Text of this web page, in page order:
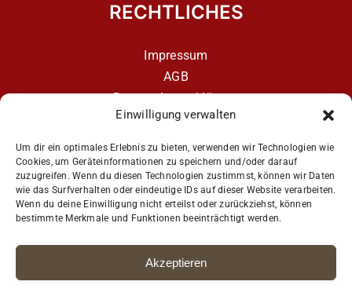
Einwilligung verwalten
Um dir ein optimales Erlebnis zu bieten, verwenden wir Technologien wie
Cookies, um Geräteinformationen zu speichern und/oder darauf
zuzugreifen. Wenn du diesen Technologien zustimmst, können wir Daten
wie das Surfverhalten oder eindeutige IDs auf dieser Website verarbeiten.
Wenn du deine Einwilligung nicht erteilst oder zurückziehst, können
bestimmte Merkmale und Funktionen beeinträchtigt werden.
Akzeptieren
RECHTLICHES
Impressum
AGB
Datenschutzerklärung
Datenschutzerklärung – aCATemy Katzentraining
App
Get Social